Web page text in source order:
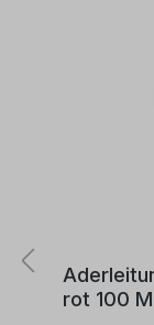
rot 100